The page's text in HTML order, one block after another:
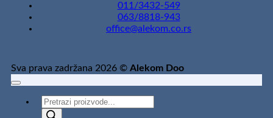
011/3432-549
063/8818-943
office@alekom.co.rs
Sva prava zadržana 2026 © Alekom Doo
Products
search